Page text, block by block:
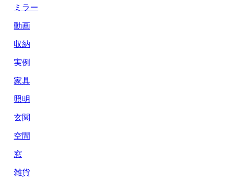
ミラー
動画
収納
実例
家具
照明
玄関
空間
窓
雑貨